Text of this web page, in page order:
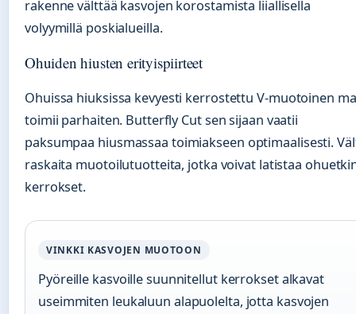
rakenne välttää kasvojen korostamista liiallisella
volyymillä poskialueilla.
Ohuiden hiusten erityispiirteet
Ohuissa hiuksissa kevyesti kerrostettu V-muotoinen
toimii parhaiten. Butterfly Cut sen sijaan vaatii
paksumpaa hiusmassaa toimiakseen optimaalisesti.
raskaita muotoilutuotteita, jotka voivat latistaa
kerrokset.
VINKKI KASVOJEN MUOTOON
Pyöreille kasvoille suunnitellut kerrokset alkavat
useimmiten leukaluun alapuolelta, jotta kasvojen